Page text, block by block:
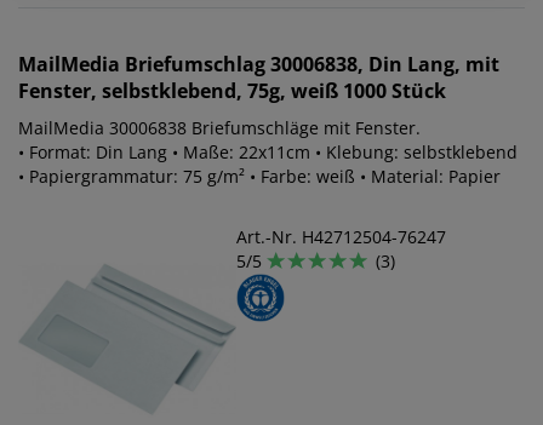
MailMedia Briefumschlag 30006838, Din Lang, mit
Fenster, selbstklebend, 75g, weiß 1000 Stück
MailMedia 30006838 Briefumschläge mit Fenster.
• Format: Din Lang • Maße: 22x11cm • Klebung: selbstklebend
• Papiergrammatur: 75 g/m² • Farbe: weiß • Material: Papier
Art.-Nr. H42712504-76247
5/5
(3)